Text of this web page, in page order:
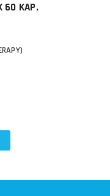
60 KAP.